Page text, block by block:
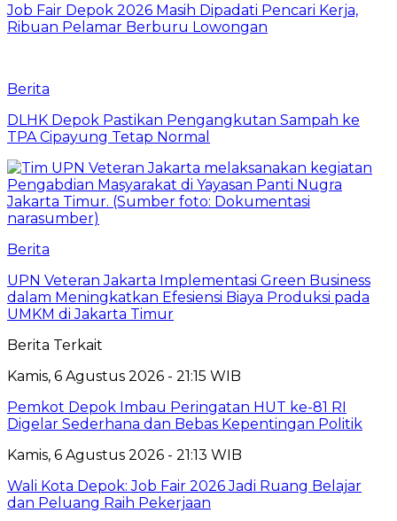
Job Fair Depok 2026 Masih Dipadati Pencari Kerja,
Ribuan Pelamar Berburu Lowongan
Berita
DLHK Depok Pastikan Pengangkutan Sampah ke
TPA Cipayung Tetap Normal
Berita
UPN Veteran Jakarta Implementasi Green Business
dalam Meningkatkan Efesiensi Biaya Produksi pada
UMKM di Jakarta Timur
Berita Terkait
Kamis, 6 Agustus 2026 - 21:15 WIB
Pemkot Depok Imbau Peringatan HUT ke-81 RI
Digelar Sederhana dan Bebas Kepentingan Politik
Kamis, 6 Agustus 2026 - 21:13 WIB
Wali Kota Depok: Job Fair 2026 Jadi Ruang Belajar
dan Peluang Raih Pekerjaan